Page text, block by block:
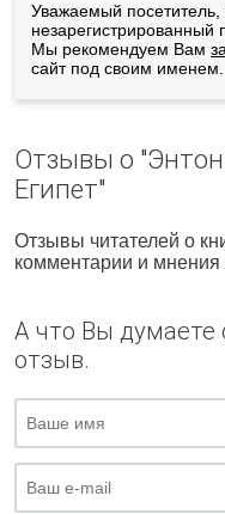
Уважаемый
незарегистрированный
Мы рекомендуем Вам
сайт под своим именем.
Отзывы о
Египет"
Отзывы читателей о
комментарии и
А что Вы думаете
отзыв.